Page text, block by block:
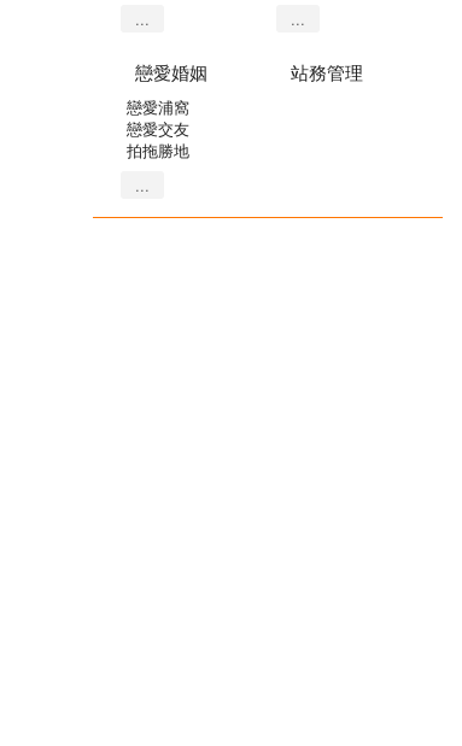
...
...
戀愛婚姻
戀愛浦窩
戀愛交友
拍拖勝地
...
站務管理